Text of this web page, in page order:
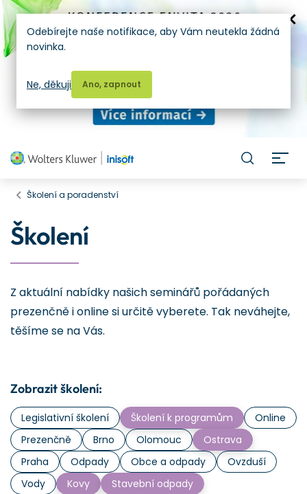
Školení a poradenství
Školení
Z aktuální nabídky našich seminářů pořádaných
prezenčně i online si určitě vyberete. Tak neváhejte,
těšíme se na Vás.
Zobrazit školení:
Legislativní školení Školení k programům
Online
Prezenčně
Brno Olomouc
Ostrava
Praha
Odpady Obce a odpady
Ovzduší
Vody
Kovy
Stavební odpady
Odebírejte naše notifikace, aby Vám neutekla žádná
novinka.
Ano, zapnout
Ne, děkuji